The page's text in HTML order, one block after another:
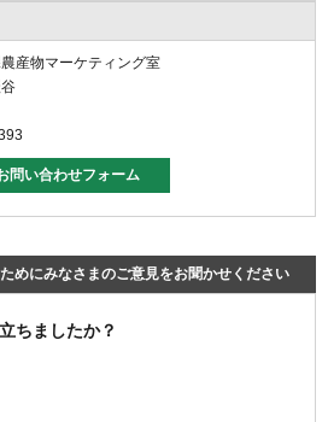
産物マーケティング室
めにみなさまのご意見をお聞かせください
ちましたか？